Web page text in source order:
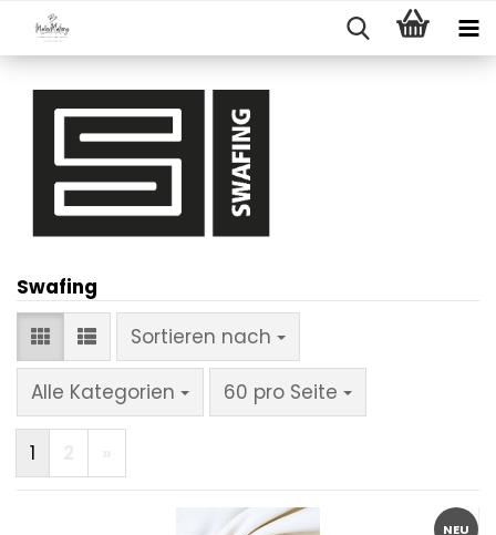
Swafing
Sortieren nach
Sortieren nach
Alle Kategorien 60 pro Seite
pro Seite
1
NEU